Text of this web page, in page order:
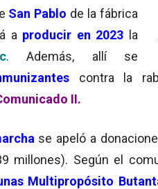
San Pablo de la fábrica
a producir en 2023 la
. Además, allí se
contra la
II.
se apeló a
millones). Según el
Multipropósito